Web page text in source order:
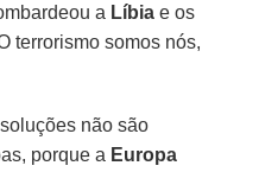
a Líbia e os
terrorismo somos nós,
não são
porque a Europa